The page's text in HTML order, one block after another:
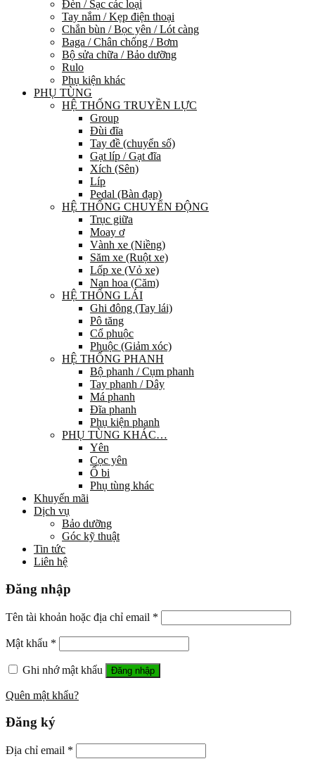
Đèn / Sạc các loại
Tay nắm / Kẹp điện thoại
Chắn bùn / Bọc yên / Lót càng
Baga / Chân chống / Bơm
Bộ sửa chữa / Bảo dưỡng
Rulo
Phụ kiện khác
PHỤ TÙNG
HỆ THỐNG TRUYỀN LỰC
Group
Đùi đĩa
Tay đề (chuyển số)
Gạt líp / Gạt đĩa
Xích (Sên)
Líp
Pedal (Bàn đạp)
HỆ THỐNG CHUYỂN ĐỘNG
Trục giữa
Moay ơ
Vành xe (Niềng)
Săm xe (Ruột xe)
Lốp xe (Vỏ xe)
Nan hoa (Căm)
HỆ THỐNG LÁI
Ghi đông (Tay lái)
Pô tăng
Cổ phuộc
Phuộc (Giảm xóc)
HỆ THỐNG PHANH
Bộ phanh / Cụm phanh
Tay phanh / Dây
Má phanh
Đĩa phanh
Phụ kiện phanh
PHỤ TÙNG KHÁC…
Yên
Cọc yên
Ổ bi
Phụ tùng khác
Khuyến mãi
Dịch vụ
Bảo dưỡng
Góc kỹ thuật
Tin tức
Liên hệ
Đăng nhập
Tên tài khoản hoặc địa chỉ email *
Mật khẩu *
Ghi nhớ mật khẩu Đăng nhập
Quên mật khẩu?
Đăng ký
Địa chỉ email *